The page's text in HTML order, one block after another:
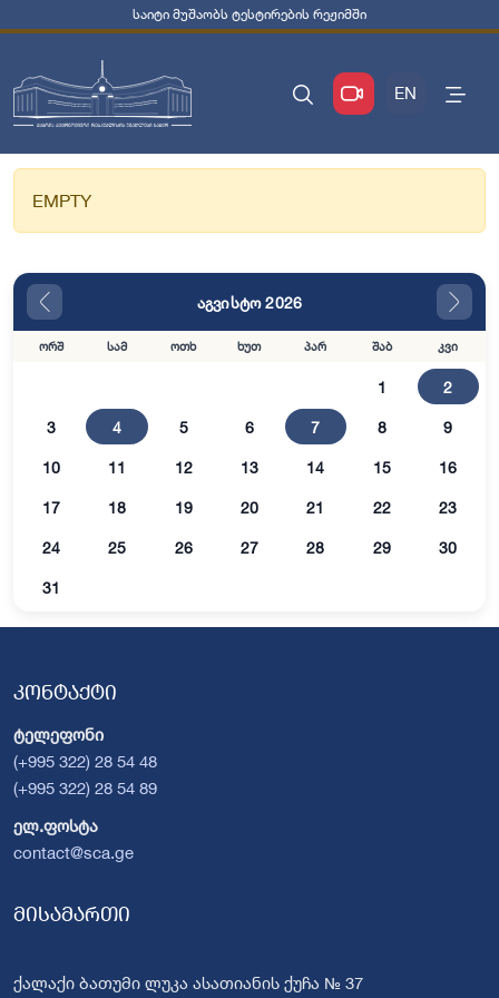
საიტი მუშაობს ტესტირების რეჟიმში
EN
EMPTY
აგვისტო 2026
ორშ სამ ოთხ ხუთ პარ შაბ კვი
1 2
3 4 5 6 7 8 9
10 11 12 13 14 15 16
17 18 19 20 21 22 23
24 25 26 27 28 29 30
31
კონტაქტი
ტელეფონი
(+995 322) 28 54 48
(+995 322) 28 54 89
ელ.ფოსტა
contact@sca.ge
მისამართი
ქალაქი ბათუმი ლუკა ასათიანის ქუჩა № 37